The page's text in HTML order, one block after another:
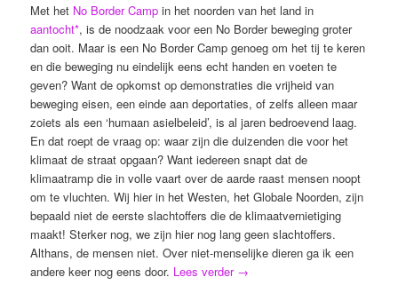
Met het No Border Camp in het noorden van het land in
aantocht*, is de noodzaak voor een No Border beweging groter
dan ooit. Maar is een No Border Camp genoeg om het tij te keren
en die beweging nu eindelijk eens echt handen en voeten te
geven? Want de opkomst op demonstraties die vrijheid van
beweging eisen, een einde aan deportaties, of zelfs alleen maar
zoiets als een ‘humaan asielbeleid’, is al jaren bedroevend laag.
En dat roept de vraag op: waar zijn die duizenden die voor het
klimaat de straat opgaan? Want iedereen snapt dat de
klimaatramp die in volle vaart over de aarde raast mensen noopt
om te vluchten. Wij hier in het Westen, het Globale Noorden, zijn
bepaald niet de eerste slachtoffers die de klimaatvernietiging
maakt! Sterker nog, we zijn hier nog lang geen slachtoffers.
Althans, de mensen niet. Over niet-menselijke dieren ga ik een
andere keer nog eens door. Lees verder →